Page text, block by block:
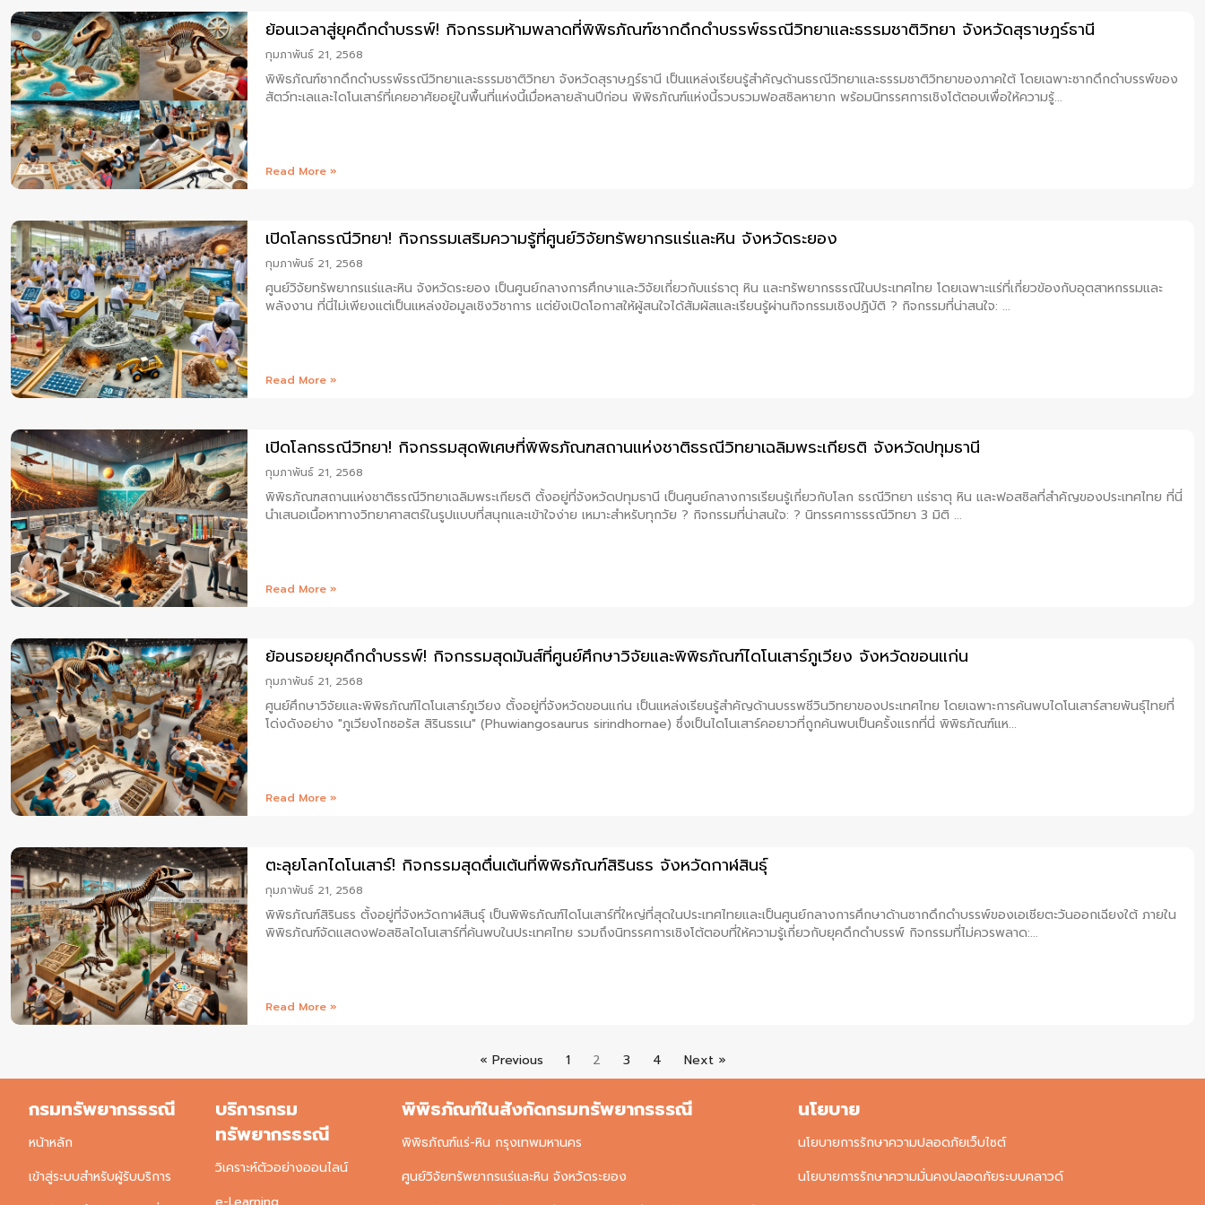
ย้อนเวลาสู่ยุคดึกดำบรรพ์! กิจกรรมห้ามพลาดที่พิพิธภัณฑ์ซากดึกดำบรรพ์ธรณีวิทยาและธรรมชาติวิทยา จังหวัดสุราษฎร์ธานี
กุมภาพันธ์ 21, 2568
พิพิธภัณฑ์ซากดึกดำบรรพ์ธรณีวิทยาและธรรมชาติวิทยา จังหวัดสุราษฎร์ธานี เป็นแหล่งเรียนรู้สำคัญด้านธรณีวิทยาและธรรมชาติวิทยาของภาคใต้ โดยเฉพาะซากดึกดำบรรพ์ของ
สัตว์ทะเลและไดโนเสาร์ที่เคยอาศัยอยู่ในพื้นที่แห่งนี้เมื่อหลายล้านปีก่อน พิพิธภัณฑ์แห่งนี้รวบรวมฟอสซิลหายาก พร้อมนิทรรศการเชิงโต้ตอบเพื่อให้ความรู้...
Read More »
เปิดโลกธรณีวิทยา! กิจกรรมเสริมความรู้ที่ศูนย์วิจัยทรัพยากรแร่และหิน จังหวัดระยอง
กุมภาพันธ์ 21, 2568
ศูนย์วิจัยทรัพยากรแร่และหิน จังหวัดระยอง เป็นศูนย์กลางการศึกษาและวิจัยเกี่ยวกับแร่ธาตุ หิน และทรัพยากรธรณีในประเทศไทย โดยเฉพาะแร่ที่เกี่ยวข้องกับอุตสาหกรรมและ
พลังงาน ที่นี่ไม่เพียงแต่เป็นแหล่งข้อมูลเชิงวิชาการ แต่ยังเปิดโอกาสให้ผู้สนใจได้สัมผัสและเรียนรู้ผ่านกิจกรรมเชิงปฏิบัติ ? กิจกรรมที่น่าสนใจ: ...
Read More »
เปิดโลกธรณีวิทยา! กิจกรรมสุดพิเศษที่พิพิธภัณฑสถานแห่งชาติธรณีวิทยาเฉลิมพระเกียรติ จังหวัดปทุมธานี
กุมภาพันธ์ 21, 2568
พิพิธภัณฑสถานแห่งชาติธรณีวิทยาเฉลิมพระเกียรติ ตั้งอยู่ที่จังหวัดปทุมธานี เป็นศูนย์กลางการเรียนรู้เกี่ยวกับโลก ธรณีวิทยา แร่ธาตุ หิน และฟอสซิลที่สำคัญของประเทศไทย ที่นี่
นำเสนอเนื้อหาทางวิทยาศาสตร์ในรูปแบบที่สนุกและเข้าใจง่าย เหมาะสำหรับทุกวัย ? กิจกรรมที่น่าสนใจ: ? นิทรรศการธรณีวิทยา 3 มิติ ...
Read More »
ย้อนรอยยุคดึกดำบรรพ์! กิจกรรมสุดมันส์ที่ศูนย์ศึกษาวิจัยและพิพิธภัณฑ์ไดโนเสาร์ภูเวียง จังหวัดขอนแก่น
กุมภาพันธ์ 21, 2568
ศูนย์ศึกษาวิจัยและพิพิธภัณฑ์ไดโนเสาร์ภูเวียง ตั้งอยู่ที่จังหวัดขอนแก่น เป็นแหล่งเรียนรู้สำคัญด้านบรรพชีวินวิทยาของประเทศไทย โดยเฉพาะการค้นพบไดโนเสาร์สายพันธุ์ไทยที่
โด่งดังอย่าง "ภูเวียงโกซอรัส สิรินธรเน" (Phuwiangosaurus sirindhornae) ซึ่งเป็นไดโนเสาร์คอยาวที่ถูกค้นพบเป็นครั้งแรกที่นี่ พิพิธภัณฑ์แห...
Read More »
ตะลุยโลกไดโนเสาร์! กิจกรรมสุดตื่นเต้นที่พิพิธภัณฑ์สิรินธร จังหวัดกาฬสินธุ์
กุมภาพันธ์ 21, 2568
พิพิธภัณฑ์สิรินธร ตั้งอยู่ที่จังหวัดกาฬสินธุ์ เป็นพิพิธภัณฑ์ไดโนเสาร์ที่ใหญ่ที่สุดในประเทศไทยและเป็นศูนย์กลางการศึกษาด้านซากดึกดำบรรพ์ของเอเชียตะวันออกเฉียงใต้ ภายใน
พิพิธภัณฑ์จัดแสดงฟอสซิลไดโนเสาร์ที่ค้นพบในประเทศไทย รวมถึงนิทรรศการเชิงโต้ตอบที่ให้ความรู้เกี่ยวกับยุคดึกดำบรรพ์ กิจกรรมที่ไม่ควรพลาด:...
Read More »
« Previous 1 2 3 4 Next »
กรมทรัพยากรธรณี
หน้าหลัก
เข้าสู่ระบบสำหรับผู้รับบริการ
บริการกรม
ทรัพยากรธรณี
วิเคราะห์ตัวอย่างออนไลน์
พิพิธภัณฑ์ในสังกัดกรมทรัพยากรธรณี
พิพิธภัณฑ์แร่-หิน กรุงเทพมหานคร
ศูนย์วิจัยทรัพยากรแร่และหิน จังหวัดระยอง
นโยบาย
นโยบายการรักษาความปลอดภัยเว็บไซต์
นโยบายการรักษาความมั่นคงปลอดภัยระบบคลาวด์